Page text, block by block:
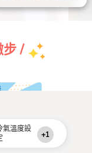
步 /
氣溫度設
+1